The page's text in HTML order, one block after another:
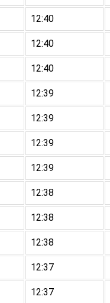
12:40
12:40
12:40
12:39
12:39
12:39
12:39
12:38
12:38
12:38
12:37
12:37